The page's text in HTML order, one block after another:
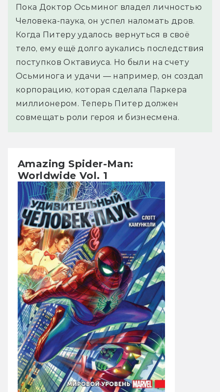
Пока Доктор Осьминог владел личностью
Человека-паука, он успел наломать дров.
Когда Питеру удалось вернуться в своё
тело, ему ещё долго аукались последствия
поступков Октавиуса. Но были на счету
Осьминога и удачи — например, он создал
корпорацию, которая сделала Паркера
миллионером. Теперь Питер должен
совмещать роли героя и бизнесмена.
Amazing Spider-Man:
Worldwide Vol. 1